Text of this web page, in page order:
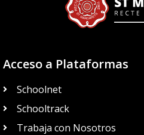
Acceso a Plataformas
Schoolnet
Schooltrack
Trabaja con Nosotros